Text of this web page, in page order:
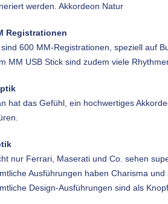
werden. Akkordeon Natur
Registrationen
sind 600 MM-Registrationen, speziell auf
MM USB Stick sind zudem viele
hat das Gefühl, ein hochwertiges
nur Ferrari, Maserati und Co. sehen
Ausführungen haben Charisma
Design-Ausführungen sind als